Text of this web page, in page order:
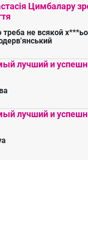
Цимбалару
не всякой
лучший и
лучший и